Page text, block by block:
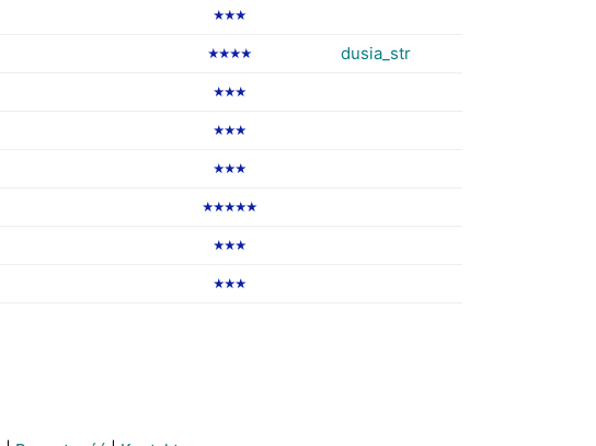
★★★
★★★★ dusia_str
★★★
★★★
★★★
★★★★★
★★★
★★★